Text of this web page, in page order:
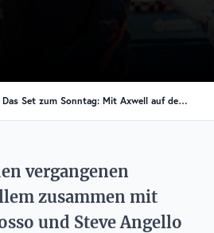
Das Set zum Sonntag: Mit Axwell auf dem NEON Countdown ins neue Jahr starten
vergangenen
zusammen mit
und Steve Angello